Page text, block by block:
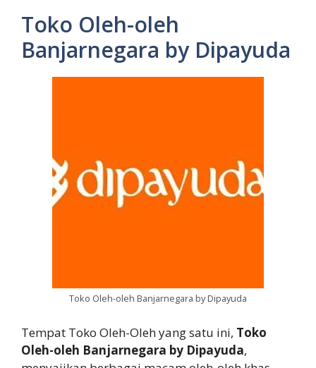
Toko Oleh-oleh
Banjarnegara by Dipayuda
Toko Oleh-oleh Banjarnegara by Dipayuda
Tempat Toko Oleh-Oleh yang satu ini, Toko
Oleh-oleh Banjarnegara by Dipayuda,